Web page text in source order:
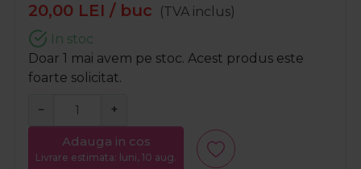
20,00 LEI / buc
(TVA inclus)
In stoc
Doar 1 mai avem pe stoc. Acest produs este
foarte solicitat.
− +
Adauga in cos
Livrare estimata: luni, 10 aug.